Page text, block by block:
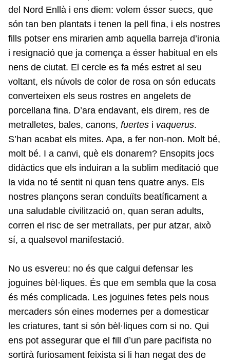
del Nord Enllà i ens diem: volem ésser suecs, que
són tan ben plantats i tenen la pell fina, i els nostres
fills potser ens mirarien amb aquella barreja d’ironia
i resignació que ja comença a ésser habitual en els
nens de ciutat. El cercle es fa més estret al seu
voltant, els núvols de color de rosa on són educats
converteixen els seus rostres en angelets de
porcellana fina. D’ara endavant, els direm, res de
metralletes, bales, canons, fuertes i vaquerus.
S’han acabat els mites. Apa, a fer non-non. Molt bé,
molt bé. I a canvi, què els donarem? Ensopits jocs
didàctics que els induiran a la sublim meditació que
la vida no té sentit ni quan tens quatre anys. Els
nostres plançons seran conduïts beatíficament a
una saludable civilització on, quan seran adults,
corren el risc de ser metrallats, per pur atzar, això
sí, a qualsevol manifestació.
No us esvereu: no és que calgui defensar les
joguines bèl·liques. És que em sembla que la cosa
és més complicada. Les joguines fetes pels nous
mercaders són eines modernes per a domesticar
les criatures, tant si són bèl·liques com si no. Qui
ens pot assegurar que el fill d’un pare pacifista no
sortirà furiosament feixista si li han negat des de